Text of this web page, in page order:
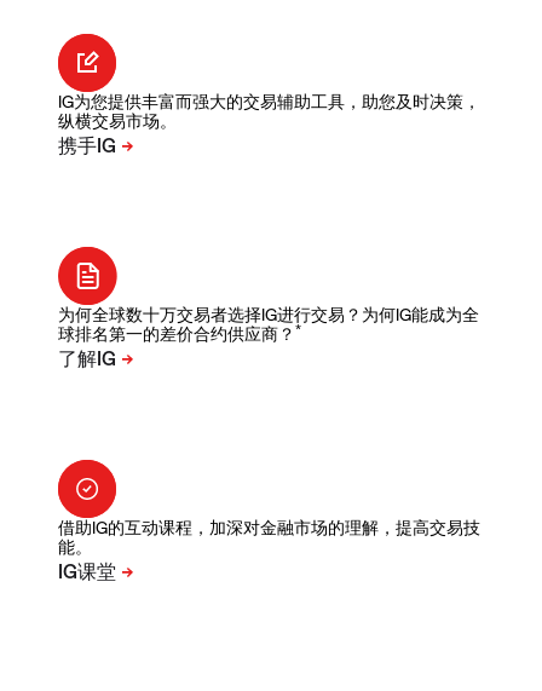
IG为您提供丰富而强大的交易辅助工具，助您及时决策，
纵横交易市场。
为何全球数十万交易者选择IG进行交易？为何IG能成为全
球排名第一的差价合约供应商？ *
借助IG的互动课程，加深对金融市场的理解，提高交易技
能。